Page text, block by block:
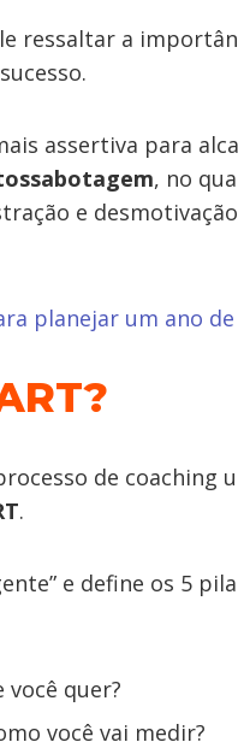
ressaltar a
assertiva para
, no
e
planejar um ano de
de coaching
.
e define os 5
você quer?
você vai medir?